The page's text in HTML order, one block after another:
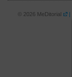
© 2026 MeDitorial |